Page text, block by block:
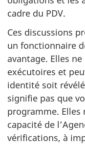
cadre du PDV.
Ces discussions
un fonctionnaire
avantage. Elles
exécutoires et
identité soit
signifie pas que
programme. Elles
capacité de
vérifications, à